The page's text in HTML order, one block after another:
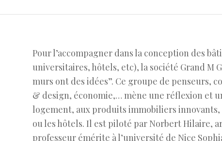
Pour l’accompagner dans la conception des
universitaires, hôtels, etc), la société Grand M
murs ont des idées”. Ce groupe de penseurs,
& design, économie,… mène une réflexion et
logement, aux produits immobiliers
ou les hôtels. Il est piloté par Norbert Hilaire,
professeur émérite à l’université de Nice